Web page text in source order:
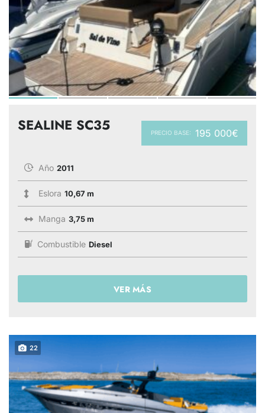
PRECIO BASE: 195 000€
SEALINE SC35
Año 2011
Eslora 10,67 m
Manga 3,75 m
Combustible Diesel
VER MÁS
22